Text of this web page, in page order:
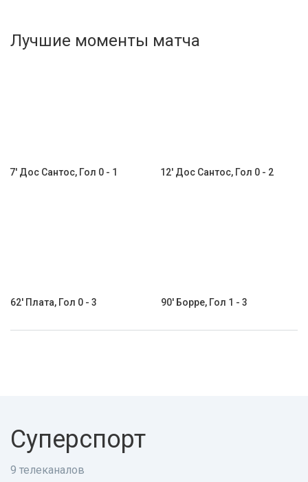
Лучшие моменты матча
7' Дос Сантос, Гол 0 - 1 12' Дос Сантос, Гол 0 - 2
62' Плата, Гол 0 - 3 90' Борре, Гол 1 - 3
Суперспорт
9 телеканалов